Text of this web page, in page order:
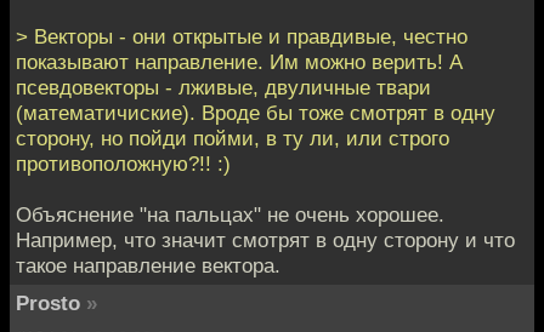
> Векторы - они открытые и правдивые, честно
показывают направление. Им можно верить! А
псевдовекторы - лживые, двуличные твари
(математичиские). Вроде бы тоже смотрят в одну
сторону, но пойди пойми, в ту ли, или строго
противоположную?!! :)
Объяснение "на пальцах" не очень хорошее.
Например, что значит смотрят в одну сторону и что
такое направление вектора.
Prosto »